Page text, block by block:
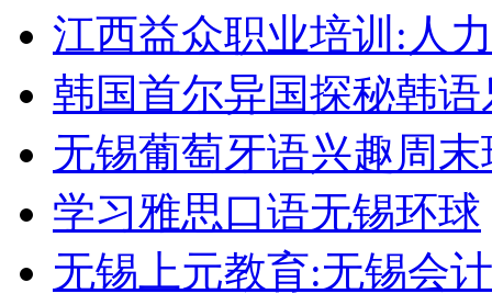
江西益众职业培训:人
韩国首尔异国探秘韩
无锡葡萄牙语兴趣周末
学习雅思口语无锡环球
无锡上元教育:无锡会